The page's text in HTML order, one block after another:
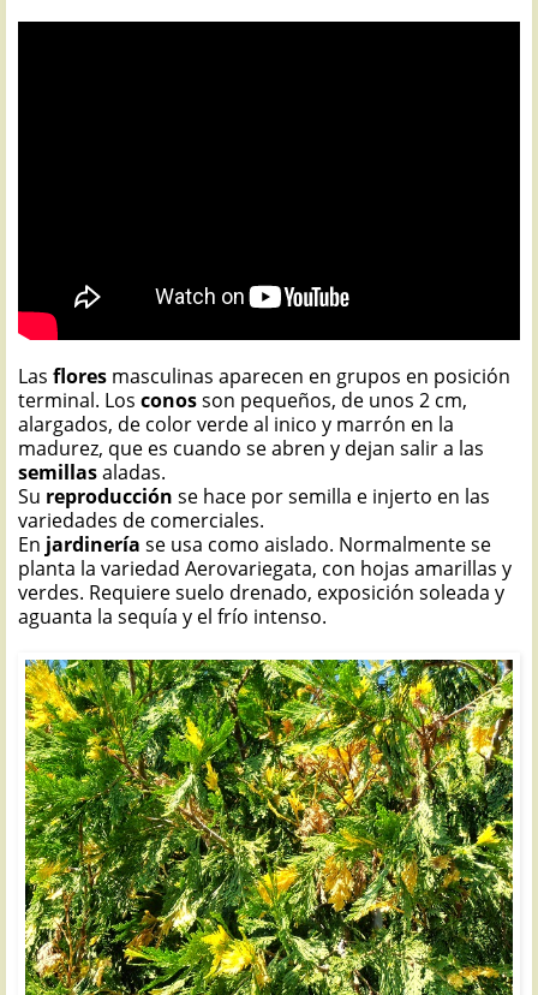
Las flores masculinas aparecen en grupos en posición
terminal. Los conosson pequeños, de unos 2 cm,
alargados, de color verde al inico y marrón en la
madurez, que es cuando se abren y dejan salir a las
semillasaladas.
Su reproducción se hace por semilla e injerto en las
variedades de comerciales.
En jardinería se usa como aislado. Normalmente se
planta la variedad Aerovariegata, con hojas amarillas y
verdes. Requiere suelo drenado, exposición soleada y
aguanta la sequía y el frío intenso.